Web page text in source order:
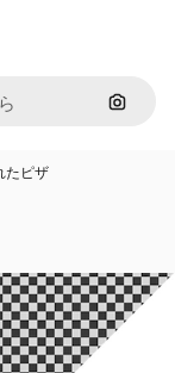
画像で
たピザ